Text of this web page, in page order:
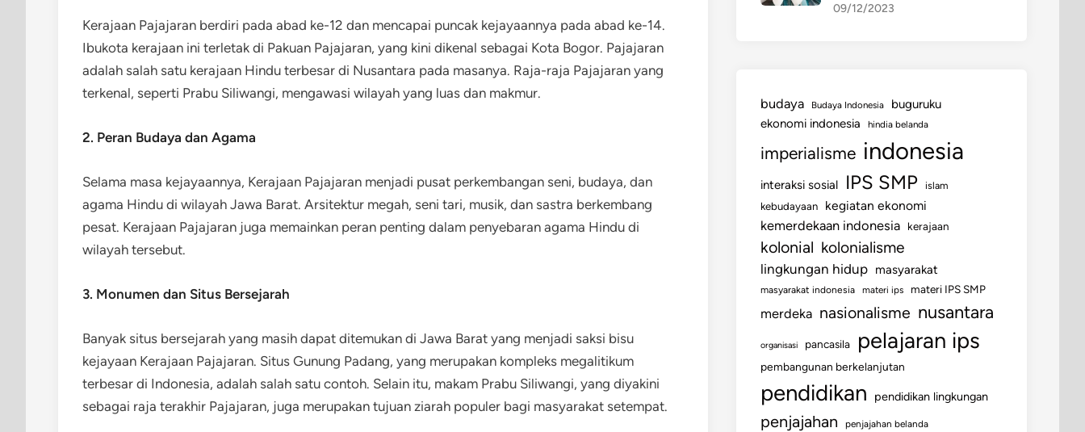
Kerajaan Pajajaran berdiri pada abad ke-12 dan mencapai puncak kejayaannya pada abad ke-14.
Ibukota kerajaan ini terletak di Pakuan Pajajaran, yang kini dikenal sebagai Kota Bogor. Pajajaran
adalah salah satu kerajaan Hindu terbesar di Nusantara pada masanya. Raja-raja Pajajaran yang
terkenal, seperti Prabu Siliwangi, mengawasi wilayah yang luas dan makmur.
2. Peran Budaya dan Agama
Selama masa kejayaannya, Kerajaan Pajajaran menjadi pusat perkembangan seni, budaya, dan
agama Hindu di wilayah Jawa Barat. Arsitektur megah, seni tari, musik, dan sastra berkembang
pesat. Kerajaan Pajajaran juga memainkan peran penting dalam penyebaran agama Hindu di
wilayah tersebut.
3. Monumen dan Situs Bersejarah
Banyak situs bersejarah yang masih dapat ditemukan di Jawa Barat yang menjadi saksi bisu
kejayaan Kerajaan Pajajaran. Situs Gunung Padang, yang merupakan kompleks megalitikum
terbesar di Indonesia, adalah salah satu contoh. Selain itu, makam Prabu Siliwangi, yang diyakini
sebagai raja terakhir Pajajaran, juga merupakan tujuan ziarah populer bagi masyarakat setempat.
09/12/2023
budaya Budaya Indonesia
buguruku
ekonomi indonesia
hindia belanda
imperialisme indonesia
interaksi sosial IPS SMP
islam
kebudayaan
kegiatan ekonomi
kemerdekaan indonesia kerajaan
kolonial kolonialisme
lingkungan hidup masyarakat
masyarakat indonesia materi ips materi IPS SMP
merdeka nasionalisme nusantara
organisasi pancasila pelajaran ips
pembangunan berkelanjutan
pendidikan pendidikan lingkungan
penjajahan penjajahan belanda